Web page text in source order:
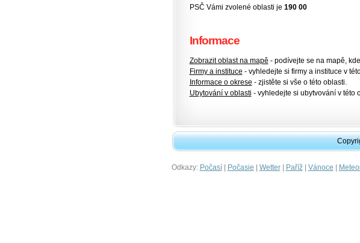
PSČ Vámi zvolené oblasti je 190 00
Informace
Zobrazit oblast na mapě - podívejte se na mapě,
Firmy a instituce - vyhledejte si firmy a instituce v
Informace o okrese - zjistěte si vše o této oblasti.
Ubytování v oblasti - vyhledejte si ubytvování v této
Odkazy: Počasí| Počasie | Wetter| Paříž| Vánoce |